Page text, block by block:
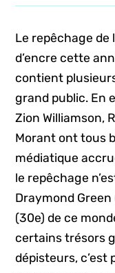
Le repêchage de
d’encre cette
contient
grand public. En
Zion Williamson,
Morant ont tous
médiatique
le repêchage
Draymond
(30e) de ce
certains trésors
dépisteurs, c’est